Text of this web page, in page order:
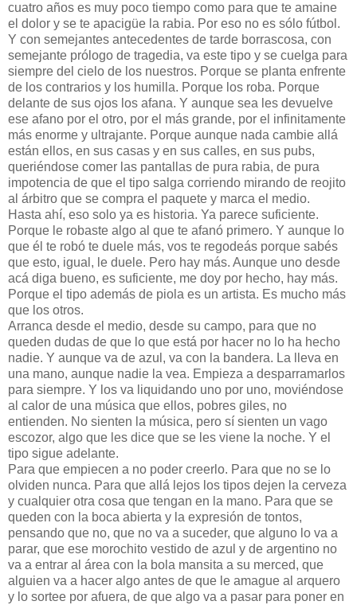
cuatro años es muy poco tiempo como para que te amaine
el dolor y se te apacigüe la rabia. Por eso no es sólo fútbol.
Y con semejantes antecedentes de tarde borrascosa, con
semejante prólogo de tragedia, va este tipo y se cuelga para
siempre del cielo de los nuestros. Porque se planta enfrente
de los contrarios y los humilla. Porque los roba. Porque
delante de sus ojos los afana. Y aunque sea les devuelve
ese afano por el otro, por el más grande, por el infinitamente
más enorme y ultrajante. Porque aunque nada cambie allá
están ellos, en sus casas y en sus calles, en sus pubs,
queriéndose comer las pantallas de pura rabia, de pura
impotencia de que el tipo salga corriendo mirando de reojito
al árbitro que se compra el paquete y marca el medio.
Hasta ahí, eso solo ya es historia. Ya parece suficiente.
Porque le robaste algo al que te afanó primero. Y aunque lo
que él te robó te duele más, vos te regodeás porque sabés
que esto, igual, le duele. Pero hay más. Aunque uno desde
acá diga bueno, es suficiente, me doy por hecho, hay más.
Porque el tipo además de piola es un artista. Es mucho más
que los otros.
Arranca desde el medio, desde su campo, para que no
queden dudas de que lo que está por hacer no lo ha hecho
nadie. Y aunque va de azul, va con la bandera. La lleva en
una mano, aunque nadie la vea. Empieza a desparramarlos
para siempre. Y los va liquidando uno por uno, moviéndose
al calor de una música que ellos, pobres giles, no
entienden. No sienten la música, pero sí sienten un vago
escozor, algo que les dice que se les viene la noche. Y el
tipo sigue adelante.
Para que empiecen a no poder creerlo. Para que no se lo
olviden nunca. Para que allá lejos los tipos dejen la cerveza
y cualquier otra cosa que tengan en la mano. Para que se
queden con la boca abierta y la expresión de tontos,
pensando que no, que no va a suceder, que alguno lo va a
parar, que ese morochito vestido de azul y de argentino no
va a entrar al área con la bola mansita a su merced, que
alguien va a hacer algo antes de que le amague al arquero
y lo sortee por afuera, de que algo va a pasar para poner en